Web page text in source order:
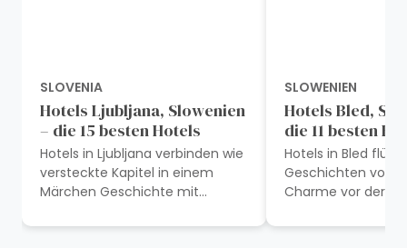
SLOVENIA
Hotels Ljubljana, Slowenien
– die 15 besten Hotels
Hotels in Ljubljana verbinden wie
versteckte Kapitel in einem
Märchen Geschichte mit
bezaubernde Ruhepausen
SLOWENIEN
Hotels Bled,
die 11 besten
Hotels in Bled
Geschichten von
Charme vor der
majestätischer